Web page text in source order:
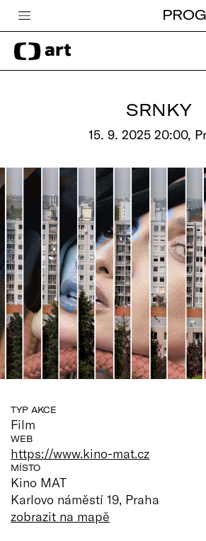
Česká televize
Zpravodajství
Pro děti
edu
Vše o ČT
SRNKY
15. 9. 2025 20:00,
TYP AKCE
Film
WEB
https://www.kino-mat.cz
MÍSTO
Kino MAT
Karlovo náměstí 19, Praha
zobrazit na mapě